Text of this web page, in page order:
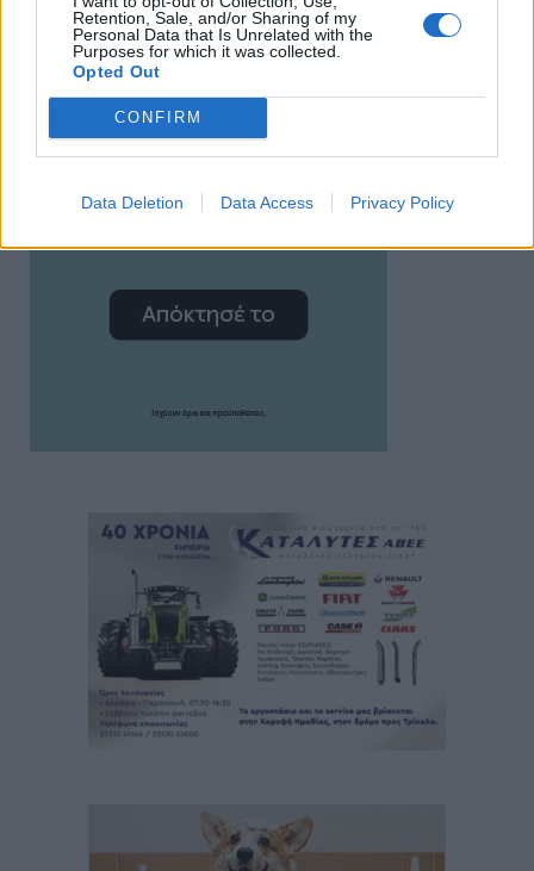
Retention, Sale, and/or Sharing of my
Personal Data that Is Unrelated with the
Purposes for which it was collected.
Opted Out
CONFIRM
Data Deletion Data Access Privacy Policy